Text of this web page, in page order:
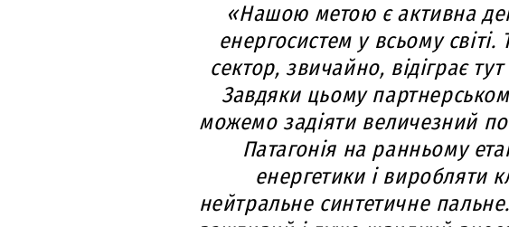
«Нашою метою є активна
енергосистем у всьому
сектор, звичайно, відіграє
Завдяки цьому
можемо задіяти величезний
Патагонія на ранньому
енергетики і виробляти
нейтральне синтетичне